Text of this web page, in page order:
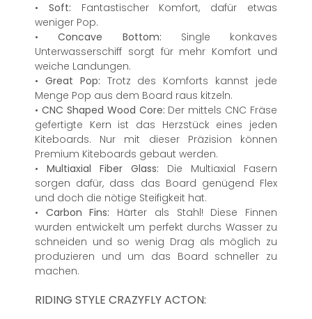
• Soft: Fantastischer Komfort, dafür etwas
weniger Pop.
•Concave Bottom: Single konkaves
Unterwasserschiff sorgt für mehr Komfort und
weiche Landungen.
• Great Pop: Trotz des Komforts kannst jede
Menge Pop aus dem Board raus kitzeln.
• CNC Shaped Wood Core: Der mittels CNC Fräse
gefertigte Kern ist das Herzstück eines jeden
Kiteboards. Nur mit dieser Präzision können
Premium Kiteboards gebaut werden.
• Multiaxial Fiber Glass: Die Multiaxial Fasern
sorgen dafür, dass das Board genügend Flex
und doch die nötige Steifigkeit hat.
• Carbon Fins: Härter als Stahl! Diese Finnen
wurden entwickelt um perfekt durchs Wasser zu
schneiden und so wenig Drag als möglich zu
produzieren und um das Board schneller zu
machen.
RIDING STYLE CRAZYFLY ACTON: